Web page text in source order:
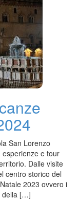
San Lorenzo
e tour
Dalle visite
centro storico del
2023 ovvero i
della […]